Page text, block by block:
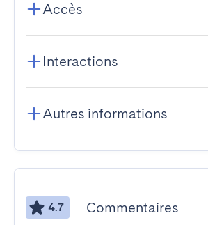
Accès
Interactions
Autres informations
4.7 Commentaires